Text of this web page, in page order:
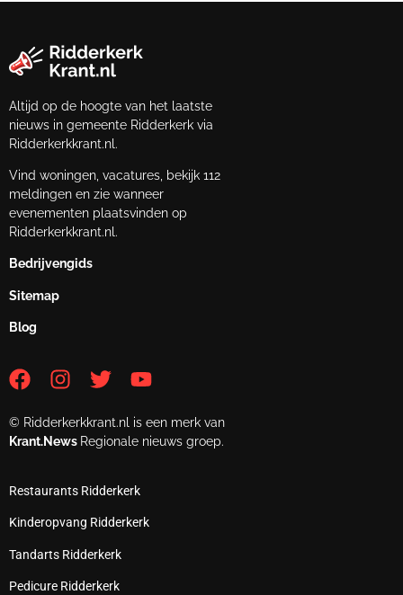
Altijd op de hoogte van het laatste
nieuws in gemeente Ridderkerk via
Ridderkerkkrant.nl.
Vind woningen, vacatures, bekijk 112
meldingen en zie wanneer
evenementen plaatsvinden op
Ridderkerkkrant.nl.
Bedrijvengids
Sitemap
Blog
© Ridderkerkkrant.nl is een merk van
Krant.News Regionale nieuws groep.
Restaurants Ridderkerk
Kinderopvang Ridderkerk
Tandarts Ridderkerk
Pedicure Ridderkerk